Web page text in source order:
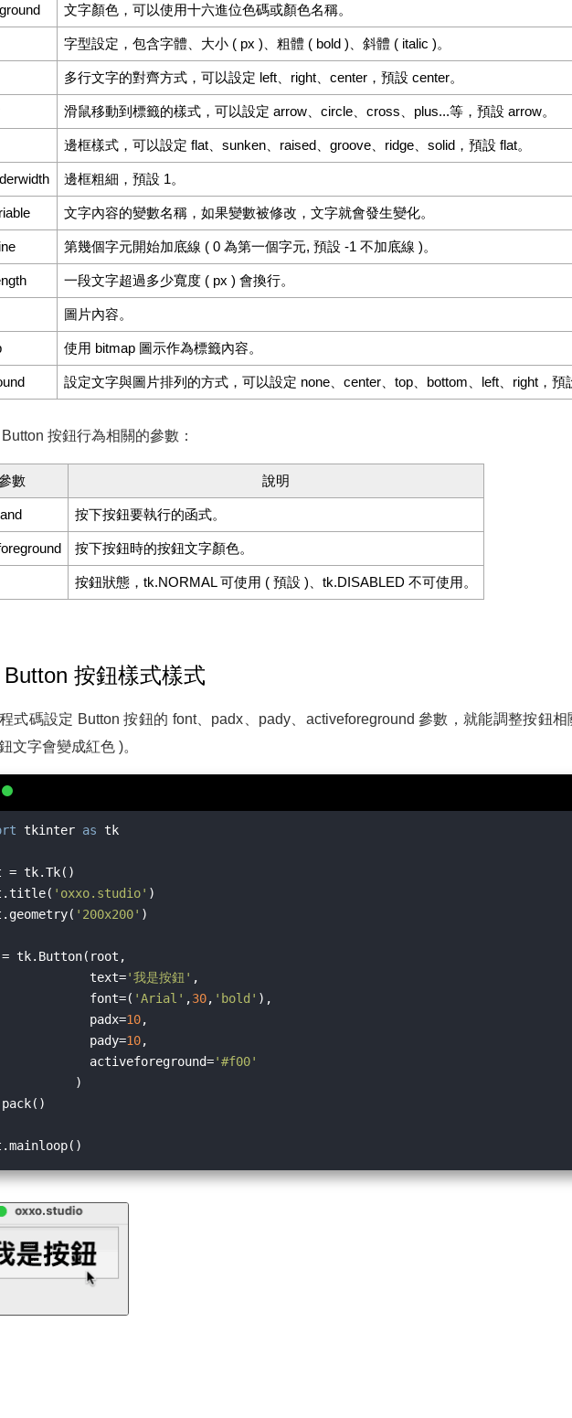
文字顏色，可以使用十六進位色碼或顏色名稱。
字型設定，包含字體、大小 ( px )、粗體 ( bold )、斜體 ( italic )。
多行文字的對齊方式，可以設定 left、right、center，預設 center。
滑鼠移動到標籤的樣式，可以設定 arrow、circle、cross、plus...等，預設 arrow。
邊框樣式，可以設定 flat、sunken、raised、groove、ridge、solid，預設 flat。
邊框粗細，預設 1。
文字內容的變數名稱，如果變數被修改，文字就會發生變化。
第幾個字元開始加底線 ( 0 為第一個字元, 預設 -1 不加底線 )。
一段文字超過多少寬度 ( px ) 會換行。
圖片內容。
使用 bitmap 圖示作為標籤內容。
設定文字與圖片排列的方式，可以設定 none、center、top、bottom、left、right，預
按鈕行為相關的參數：
數 說明
按下按鈕要執行的函式。
按下按鈕時的按鈕文字顏色。
按鈕狀態，tk.NORMAL 可使用 ( 預設 )、tk.DISABLED 不可使用。
按鈕樣式樣式
式碼設定 Button 按鈕的 font、padx、pady、activeforeground 參數，就能調整按鈕相
文字會變成紅色 )。
tkinter as tk
= tk.Tk()
'oxxo.studio' )
'200x200' )
= tk.Button(root,
text=
'我是按鈕' ,
font=(
'Arial' ,30, 'bold' ),
padx=
10,
pady=
10,
activeforeground=
'#f00'
)